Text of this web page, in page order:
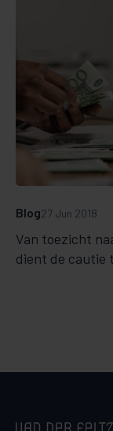
Van toezicht
dient de cautie
Blog27 Jun 2018